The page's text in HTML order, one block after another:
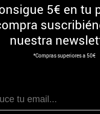
5€ en tu
nuestra
*Compras superiores a 50€